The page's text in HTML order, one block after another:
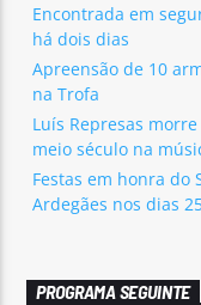
Encontrada em
há dois dias
Apreensão de 10
na Trofa
Luís Represas
meio século na
Festas em honra do
Ardegães nos dias
PROGRAMA SEGUINTE